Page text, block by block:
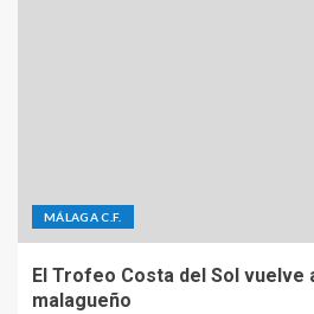
MÁLAGA C.F.
El Trofeo Costa del Sol vuelve
malagueño